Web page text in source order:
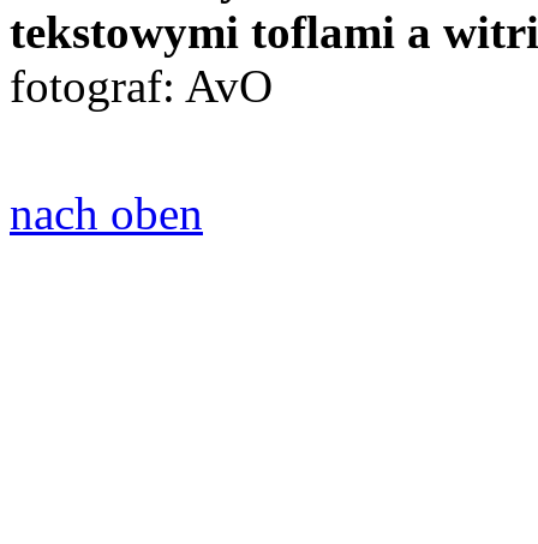
tekstowymi toflami a
fotograf: AvO
nach oben